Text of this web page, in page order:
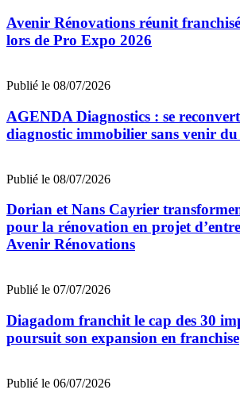
Avenir Rénovations réunit
lors de Pro Expo 2026
Publié le 08/07/2026
AGENDA Diagnostics : se
diagnostic immobilier sans venir
Publié le 08/07/2026
Dorian et Nans Cayrier
pour la rénovation en projet
Avenir Rénovations
Publié le 07/07/2026
Diagadom franchit le cap des 30
poursuit son expansion en franchise
Publié le 06/07/2026